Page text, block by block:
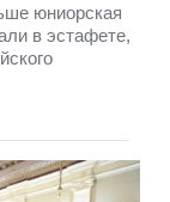
юниорская
в эстафете,